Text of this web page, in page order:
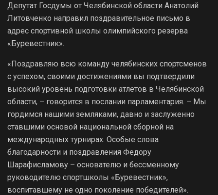
Депутат Госдумы от Челябинской области Анатолий
Литовченко направил поздравительное письмо в
адрес спортивной школы олимпийского резерва
«Буревестник».
«Поздравляю всю команду челябинских спортсменов
с успехом, своими достижениями вы подтвердили
высокий уровень подготовки атлетов в Челябинской
области, – говорится в послании парламентария. – Мы
гордимся нашими земляками, давно и заслуженно
ставшими основой национальной сборной на
международных турнирах. Особые слова
благодарности и поздравления Федору
Шарафисламову – основателю и бессменному
руководителю спортшколы «Буревестник»,
воспитавшему не одно поколение победителей».